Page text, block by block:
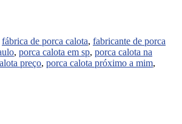
fábrica de porca calota, fabricante de porca
, porca calota em sp, porca calota na
preço, porca calota próximo a mim,